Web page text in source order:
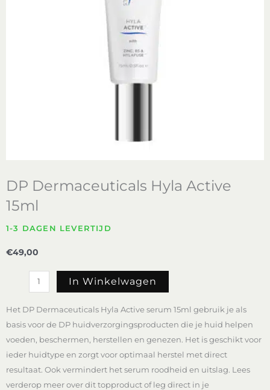
DP Dermaceuticals Hyla Active
15ml
1-3 DAGEN LEVERTIJD
€49,00
Active
15ml
In Winkelwagen
Het DP Dermaceuticals Hyla Active serum 15ml gebruik je als
basis voor de DP huidverzorgingsproducten die je huid helpen
voeden, beschermen, herstellen en genezen. Het is geschikt voor
ieder huidtype en zorgt voor optimaal herstel met direct
resultaat. Ook vermindert het serum roodheid en uitslag. Lees
verderop meer over dit topproduct of leg direct in je